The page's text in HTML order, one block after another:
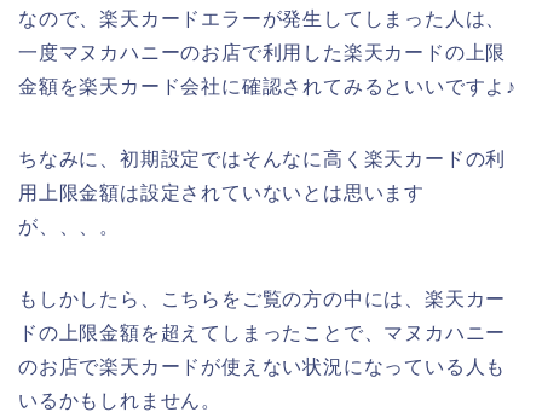
なので、楽天カードエラーが発生してしまった人は、
一度マヌカハニーのお店で利用した楽天カードの上限
金額を楽天カード会社に確認されてみるといいですよ♪
ちなみに、初期設定ではそんなに高く楽天カードの利
用上限金額は設定されていないとは思います
が、、、。
もしかしたら、こちらをご覧の方の中には、楽天カー
ドの上限金額を超えてしまったことで、マヌカハニー
のお店で楽天カードが使えない状況になっている人も
いるかもしれません。